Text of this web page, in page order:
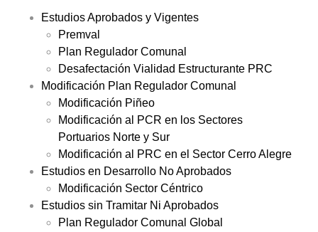
Estudios Aprobados y Vigentes
Premval
Plan Regulador Comunal
Desafectación Vialidad Estructurante PRC
Modificación Plan Regulador Comunal
Modificación Piñeo
Modificación al PCR en los Sectores
Portuarios Norte y Sur
Modificación al PRC en el Sector Cerro Alegre
Estudios en Desarrollo No Aprobados
Modificación Sector Céntrico
Estudios sin Tramitar Ni Aprobados
Plan Regulador Comunal Global